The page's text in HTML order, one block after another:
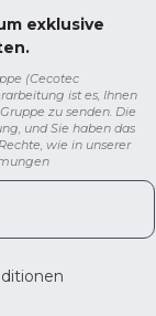
exklusive
(Cecotec
ist es, Ihnen
zu senden. Die
und Sie haben das
wie in unserer